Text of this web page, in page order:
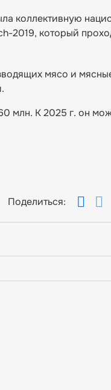
коллективную
2019, который
мясо и
млн. К 2025 г. он
Поделиться: